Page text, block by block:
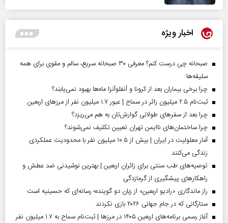
اخبار ویژه
صبحانه چی درست کنم؟ معرفی ۳۰ صبحانه سریع، سالم و مقوی برای همه
سلیقه‌ها
چرا برخی بیماران بعد از کرونا و آنفلوآنزا ماه‌ها بهبود نمی‌یابند؟
ثبت‌نام ۲.۵ میلیون زائر در سماح | عبور ۱.۷ میلیون نفر از مرز‌های اربعین
چرا بعد از سفرهای طولانی گوارش‌تان به هم می‌ریزد؟
چرا ساختمان‌های ناایمن تهران تعیین تکلیف نمی‌شوند؟
آمار معلولیت در ایران | بیش از ۱۰.۵ میلیون نفر با محدودیت عملکردی
زندگی می‌کنند
توصیه‌های طب سنتی برای زائران اربعین | بهترین نوشیدنی ضد عطش و
راهکارهای پیشگیری از گرمازدگی
راز ماندگاری «رادیو اربعین» از زبان دو گوینده؛ رسانه‌ای که حسینیه است
ستارگانی که در جام جهانی ۲۰۲۶ بازی نکردند
آغاز رسمی برنامه‌های اربعین ۱۴۰۵ در مرز‌ها | ثبت‌نام سماح به ۱.۷ میلیون نفر